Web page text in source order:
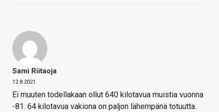
Sami Riitaoja
12.8.2021
Ei muuten todellakaan ollut 640 kilotavua muistia vuonna
-81. 64 kilotavua vakiona on paljon lähempänä totuutta.